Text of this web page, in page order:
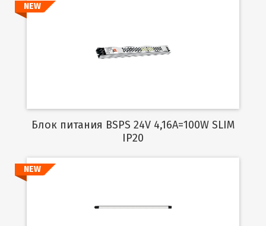
Подробнее
NEW
Блок питания BSPS 24V 4,16A=100W SLIM
IP20
NEW